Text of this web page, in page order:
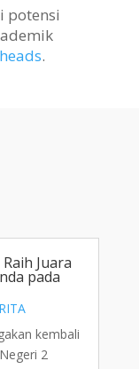
potensi
.
Juara
pada
kembali
2